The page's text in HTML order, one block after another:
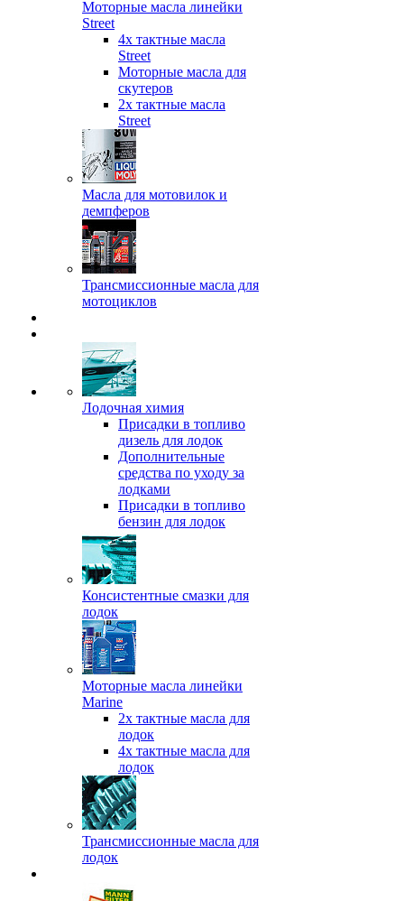
Моторные масла линейки
Street
4х тактные масла
Street
Моторные масла для
скутеров
2х тактные масла
Street
Масла для мотовилок и
демпферов
Трансмиссионные масла для
мотоциклов
Лодочная химия
Присадки в топливо
дизель для лодок
Дополнительные
средства по уходу за
лодками
Присадки в топливо
бензин для лодок
Консистентные смазки для
лодок
Моторные масла линейки
Marine
2х тактные масла для
лодок
4х тактные масла для
лодок
Трансмиссионные масла для
лодок